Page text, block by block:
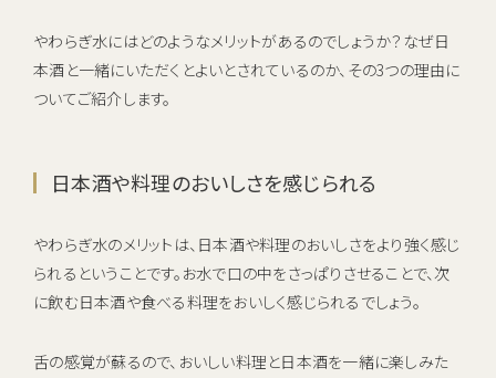
やわらぎ水にはどのようなメリットがあるのでしょうか？なぜ日
本酒と一緒にいただくとよいとされているのか、その3つの理由に
ついてご紹介します。
日本酒や料理のおいしさを感じられる
やわらぎ水のメリットは、日本酒や料理のおいしさをより強く感じ
られるということです。お水で口の中をさっぱりさせることで、次
に飲む日本酒や食べる料理をおいしく感じられるでしょう。
舌の感覚が蘇るので、おいしい料理と日本酒を一緒に楽しみた